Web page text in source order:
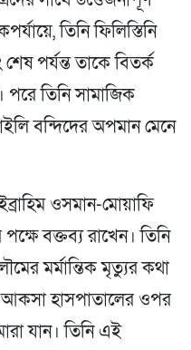
তিনি ফিলিস্তিনি
পর্যন্ত তাকে বিতর্ক
তিনি সামাজিক
বন্দিদের অপমান মেনে
ওসমান-মোয়াফি
বক্তব্য রাখেন। তিনি
মর্মান্তিক মৃত্যুর কথা
আকসা হাসপাতালের ওপর
যান। তিনি এই